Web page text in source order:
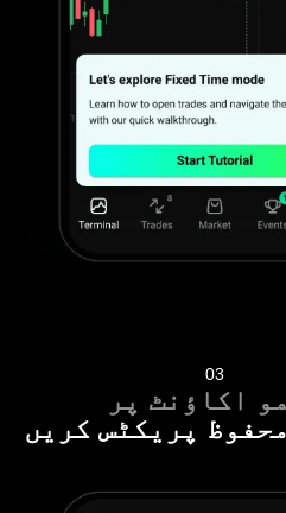
03
اکاؤنٹ پر
پریکٹس کریں